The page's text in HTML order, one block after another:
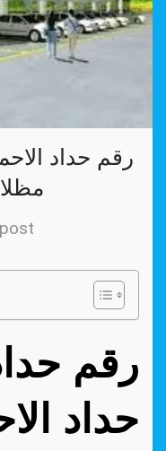
رقم حداد
مظلات
رقم
حداد